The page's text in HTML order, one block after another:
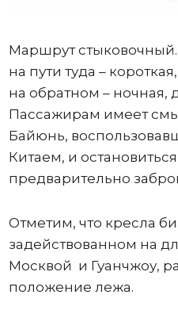
Маршрут
на пути туда –
на обратном – ночная,
Пассажирам имеет
Байюнь,
Китаем, и
предварительно
Отметим, что кресла
задействованном на
Москвой и Гуанчжоу,
положение лежа.